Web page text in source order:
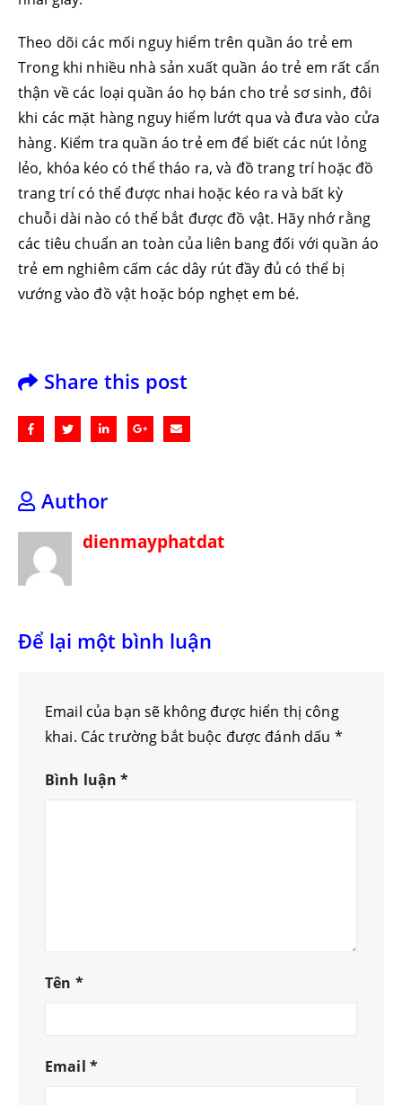
Theo dõi các mối nguy hiểm trên quần áo trẻ em
Trong khi nhiều nhà sản xuất quần áo trẻ em rất cẩn
thận về các loại quần áo họ bán cho trẻ sơ sinh, đôi
khi các mặt hàng nguy hiểm lướt qua và đưa vào cửa
hàng. Kiểm tra quần áo trẻ em để biết các nút lỏng
lẻo, khóa kéo có thể tháo ra, và đồ trang trí hoặc đồ
trang trí có thể được nhai hoặc kéo ra và bất kỳ
chuỗi dài nào có thể bắt được đồ vật. Hãy nhớ rằng
các tiêu chuẩn an toàn của liên bang đối với quần áo
trẻ em nghiêm cấm các dây rút đầy đủ có thể bị
vướng vào đồ vật hoặc bóp nghẹt em bé.
Share this post
Author
dienmayphatdat
Để lại một bình luận
Email của bạn sẽ không được hiển thị công
khai. Các trường bắt buộc được đánh dấu *
Bình luận*
Tên *
Email *